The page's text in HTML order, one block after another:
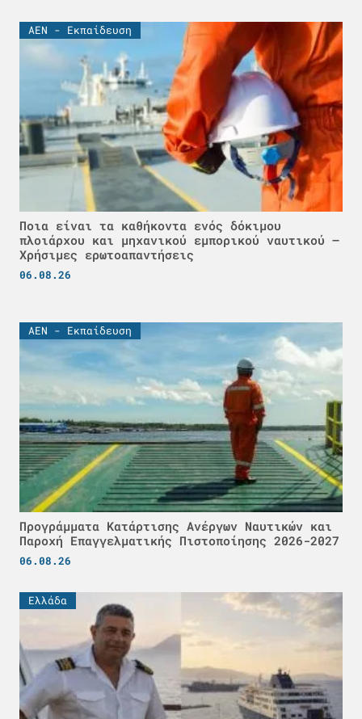
ΑΕΝ - Εκπαίδευση
Ποια είναι τα καθήκοντα ενός δόκιμου
πλοιάρχου και μηχανικού εμπορικού ναυτικού –
Χρήσιμες ερωτοαπαντήσεις
06.08.26
ΑΕΝ - Εκπαίδευση
Προγράμματα Κατάρτισης Ανέργων Ναυτικών και
Παροχή Επαγγελματικής Πιστοποίησης 2026-2027
06.08.26
Ελλάδα